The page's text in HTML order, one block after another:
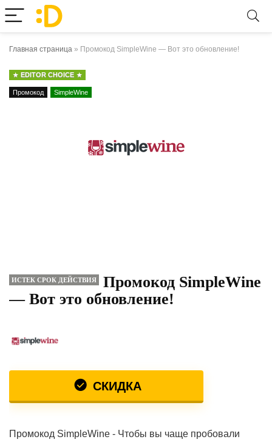
Главная страница » Промокод SimpleWine — Вот это обновление!
EDITOR CHOICE
Промокод SimpleWine
ИСТЕК СРОК ДЕЙСТВИЯ
Промокод SimpleWine
— Вот это обновление!
СКИДКА
Промокод SimpleWine - Чтобы вы чаще пробовали